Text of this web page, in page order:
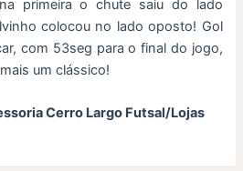
primeira o chute saiu do lado
colocou no lado oposto! Gol
com 53seg para o final do jogo,
mais um clássico!
Cerro Largo Futsal/Lojas